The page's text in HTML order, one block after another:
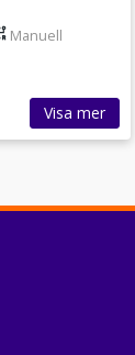
Manuell
Visa mer